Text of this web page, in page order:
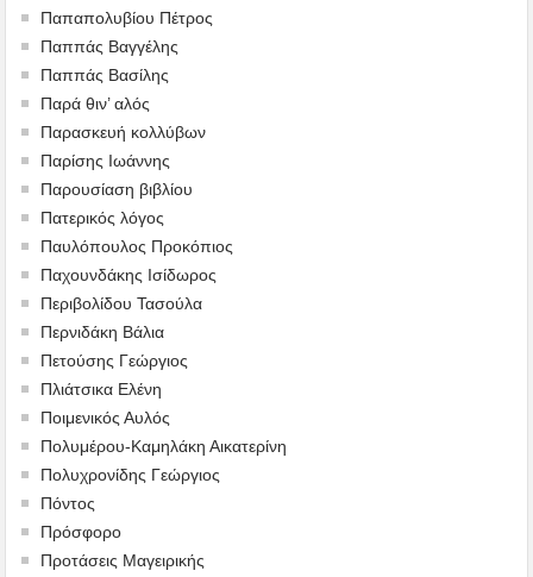
Παπαπολυβίου Πέτρος
Παππάς Βαγγέλης
Παππάς Βασίλης
Παρά θιν’ αλός
Παρασκευή κολλύβων
Παρίσης Ιωάννης
Παρουσίαση βιβλίου
Πατερικός λόγος
Παυλόπουλος Προκόπιος
Παχουνδάκης Ισίδωρος
Περιβολίδου Τασούλα
Περνιδάκη Βάλια
Πετούσης Γεώργιος
Πλιάτσικα Ελένη
Ποιμενικός Αυλός
Πολυμέρου-Καμηλάκη Αικατερίνη
Πολυχρονίδης Γεώργιος
Πόντος
Πρόσφορο
Προτάσεις Μαγειρικής